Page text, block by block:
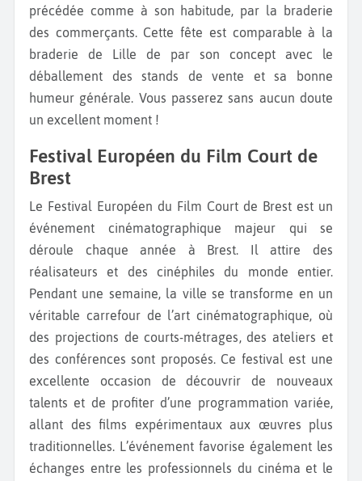
précédée comme à son habitude, par la braderie
des commerçants. Cette fête est comparable à la
braderie de Lille de par son concept avec le
déballement des stands de vente et sa bonne
humeur générale. Vous passerez sans aucun doute
un excellent moment !
Festival Européen du Film Court de
Brest
Le Festival Européen du Film Court de Brest est un
événement cinématographique majeur qui se
déroule chaque année à Brest. Il attire des
réalisateurs et des cinéphiles du monde entier.
Pendant une semaine, la ville se transforme en un
véritable carrefour de l’art cinématographique, où
des projections de courts-métrages, des ateliers et
des conférences sont proposés. Ce festival est une
excellente occasion de découvrir de nouveaux
talents et de profiter d’une programmation variée,
allant des films expérimentaux aux œuvres plus
traditionnelles. L’événement favorise également les
échanges entre les professionnels du cinéma et le